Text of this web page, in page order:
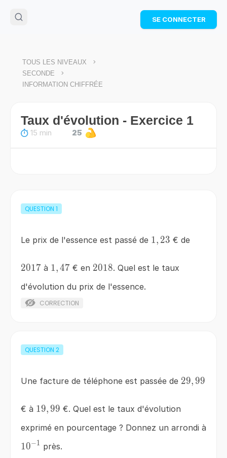
🌴Cahier de vacances offert
: révise les maths cet
Télécharge ton PDF gratuit et progresse avec des
SE CONNECTER
TOUS LES NIVEAUX >
SECONDE >
INFORMATION CHIFFRÉE
Taux d'évolution - Exercice 1
15 min 25
QUESTION 1
Le prix de l'essence est passé de 1,23
1, 23 € de
2017
2017 à 1,47
1,47 € en 2018
2018. Quel est le taux
d'évolution du prix de l'essence.
CORRECTION
QUESTION 2
Une facture de téléphone est passée de 29,99
29,99
€ à 19,99
19,99 €. Quel est le taux d'évolution
exprimé en pourcentage ? Donnez un arrondi à
10^{-1}
10−1 près.